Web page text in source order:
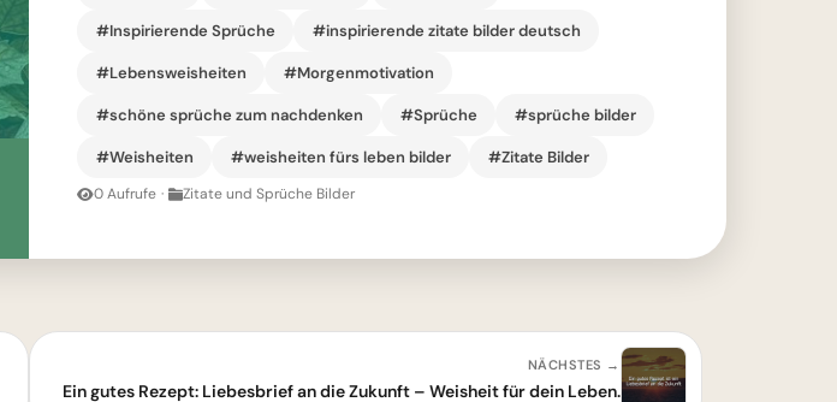
#Inspirierende Sprüche #inspirierende zitate bilder deutsch
#Lebensweisheiten #Morgenmotivation
#schöne sprüche zum nachdenken #Sprüche #sprüche bilder
#Weisheiten #weisheiten fürs leben bilder #Zitate Bilder
0 Aufrufe · Zitate und Sprüche Bilder
NÄCHSTES →
Ein gutes Rezept: Liebesbrief an die Zukunft – Weisheit für dein Leben.